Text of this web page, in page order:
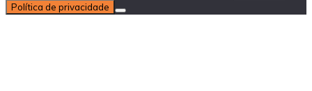
Política de privacidade